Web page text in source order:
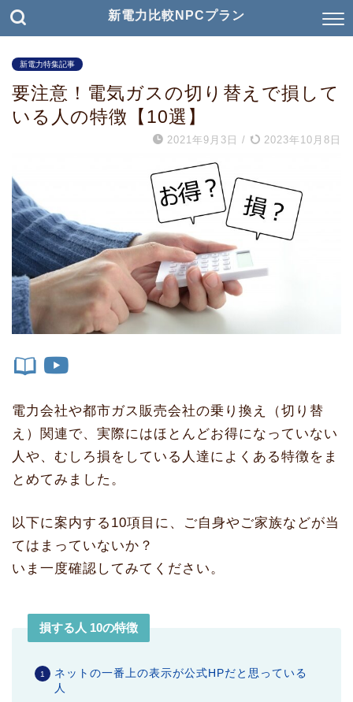
新電力比較NPCプラン
新電力特集記事
要注意！電気ガスの切り替えで損して
いる人の特徴【10選】
2021年9月3日 / 2023年10月8日
電力会社や都市ガス販売会社の乗り換え（切り替
え）関連で、実際にはほとんどお得になっていない
人や、むしろ損をしている人達によくある特徴をま
とめてみました。
以下に案内する10項目に、ご自身やご家族などが当
てはまっていないか？
いま一度確認してみてください。
損する人 10の特徴
ネットの一番上の表示が公式HPだと思っている
人